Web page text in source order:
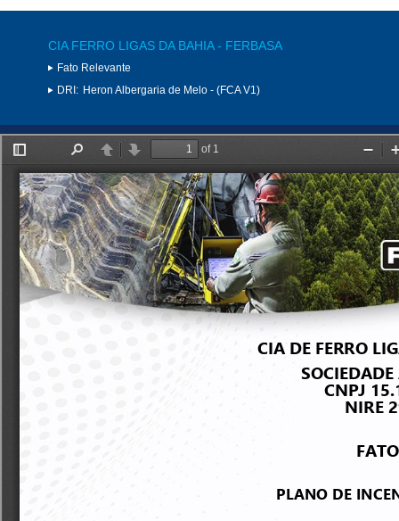
CIA FERRO LIGAS DA BAHIA - FERBASA
Fato Relevante
DRI: Heron Albergaria de Melo - (FCA V1)